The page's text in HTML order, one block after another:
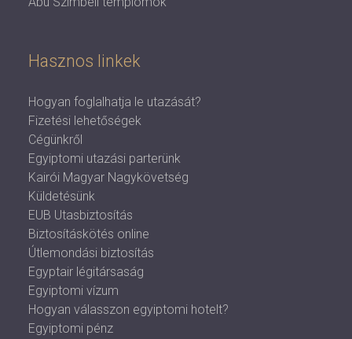
Hasznos linkek
Hogyan foglalhatja le utazását?
Fizetési lehetőségek
Cégünkről
Egyiptomi utazási parterünk
Kairói Magyar Nagykövetség
Küldetésünk
EUB Utasbiztosítás
Biztosításkötés online
Útlemondási biztosítás
Egyptair légitársaság
Egyiptomi vízum
Hogyan válasszon egyiptomi hotelt?
Egyiptomi pénz